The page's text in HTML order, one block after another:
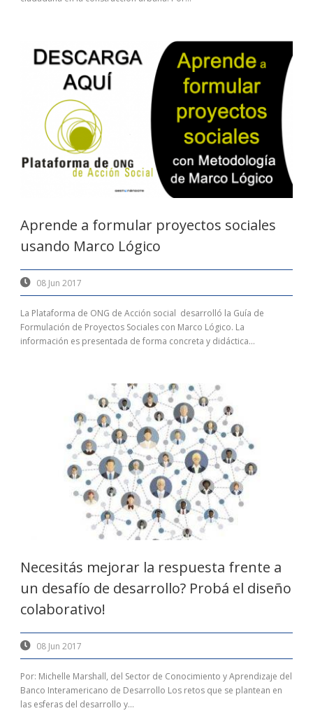
Aprende a formular proyectos sociales
usando Marco Lógico
08 Jun 2017
La Plataforma de ONG de Acción social desarrolló la Guía de
Formulación de Proyectos Sociales con Marco Lógico. La
información es presentada de forma concreta y didáctica...
Necesitás mejorar la respuesta frente a
un desafío de desarrollo? Probá el diseño
colaborativo!
08 Jun 2017
Por: Michelle Marshall, del Sector de Conocimiento y Aprendizaje del
Banco Interamericano de Desarrollo Los retos que se plantean en
las esferas del desarrollo y...